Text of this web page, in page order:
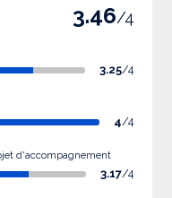
3.46/4
3.25/4
4/4
d'accompagnement
3.17/4